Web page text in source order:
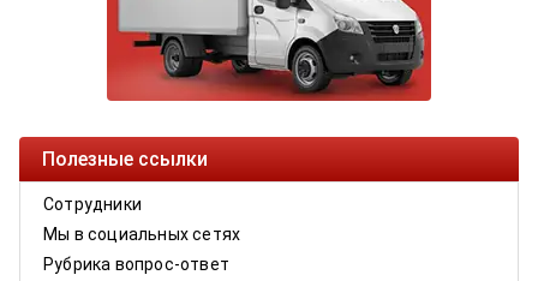
Полезные ссылки
Сотрудники
Мы в социальных сетях
Рубрика вопрос-ответ